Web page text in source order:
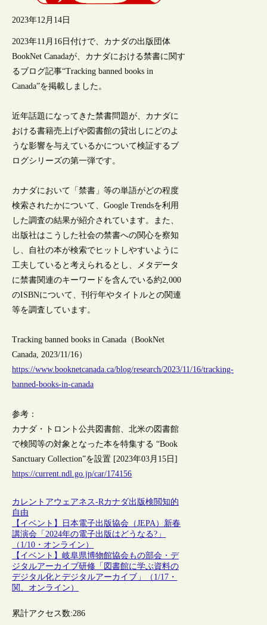
2023年12月14日
2023年11月16日付けで、カナダの出版団体
BookNet Canadaが、カナダにおける禁書に関す
るブログ記事“Tracking banned books in
Canada”を掲載しました。
近年話題になってきた禁書問題が、カナダに
おける書籍売上げや図書館の貸出しにどのよ
うな影響を与えているかについて検証するブ
ログシリーズの第一弾です。
カナダにおいて「禁書」等の単語がどの程度
検索されたかについて、Google Trendsを利用
した調査の結果が紹介されています。また、
出版社はこうした社会の禁書への関心を察知
し、自社の本が検索でヒットしやすいように
工夫していると考えられるとし、メタデータ
に禁書関連のキーワードを含んでいる約2,000
のISBNについて、刊行年やタイトルとの関連
等を調査しています。
Tracking banned books in Canada（BookNet
Canada, 2023/11/16）
https://www.booknetcanada.ca/blog/research/2023/11/16/tracking-
banned-books-in-canada
参考：
カナダ・トロント公共図書館、北米の図書館
で検閲等の対象となった本を特集する “Book
Sanctuary Collection”を設置 [2023年03月15日]
https://current.ndl.go.jp/car/174156
カレントアウェアネス-Rカナダ出版検閲知的
自由
【イベント】日本電子出版協会（JEPA）新春
講演会「2024年の電子出版はどうなる?」
（1/10・オンライン）
【イベント】岐阜県博物館協会もの部会・デ
ジタルアーカイブ研修「図書館に学ぶ資料の
デジタル化とデジタルアーカイブ」（1/17・
関、オンライン）
累計アクセス数:286